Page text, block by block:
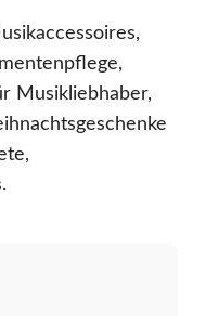
Musikliebhaber,